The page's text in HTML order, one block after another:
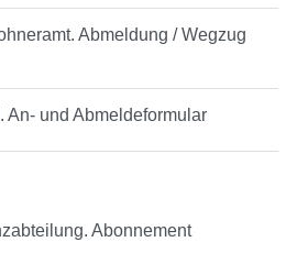
Abmeldung / Wegzug
An- und Abmeldeformular
Abonnement